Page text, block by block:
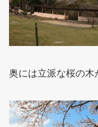
奥には立派な桜の木